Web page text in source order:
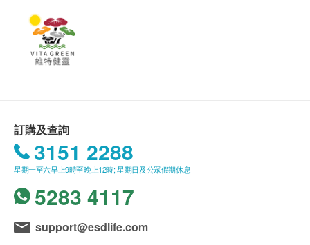
1. 購買
享本地免費送貨服務。賬單總額未滿HK$400需附加
HK$70運費。
2. 我們將於確定訂單後3-7個工作天內安排發貨。
4. 所有訂單須視乎相關貨品的供應情況再作最後確
認。倘若健康網購health.ESDlife未能提供任何訂單上
的貨品，健康網購health.ESDlife有權拒絕接受該訂
單，並且會於送貨前透過電話或電郵通知顧客再作安
排。
保證
1. 貨品質量保證，於顧客收到產品當日起計，食用
訂購及查詢
3151 2288
星期一至六早上9時至晚上12時; 星期日及公眾假期休息
5283 4117
support@esdlife.com